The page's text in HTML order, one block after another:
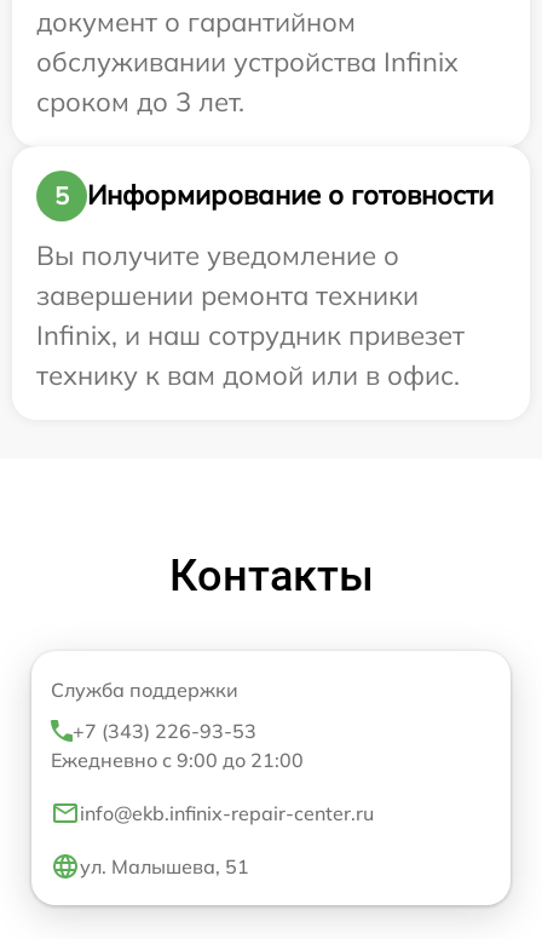
документ о гарантийном
обслуживании устройства Infinix
сроком до 3 лет.
5
Информирование о готовности
Вы получите уведомление о
завершении ремонта техники
Infinix, и наш сотрудник привезет
технику к вам домой или в офис.
Контакты
Служба поддержки
+7 (343) 226-93-53
Ежедневно с 9:00 до 21:00
info@ekb.infinix-repair-center.ru
ул. Малышева, 51